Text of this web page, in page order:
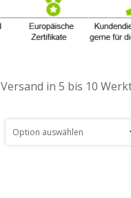
Versand in 5 bis 10